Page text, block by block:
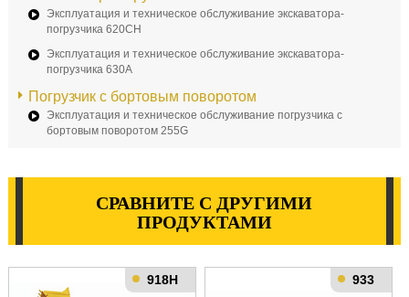
Эксплуатация и техническое обслуживание экскаватора-
погрузчика 620CH
Эксплуатация и техническое обслуживание экскаватора-
погрузчика 630A
Погрузчик с бортовым поворотом
Эксплуатация и техническое обслуживание погрузчика с
бортовым поворотом 255G
СРАВНИТЕ С ДРУГИМИ
ПРОДУКТАМИ
918H 933